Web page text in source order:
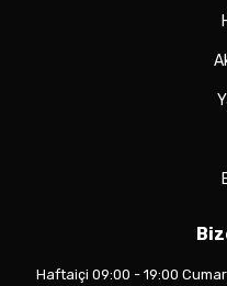
Haftaiçi 09:00 - 19:00